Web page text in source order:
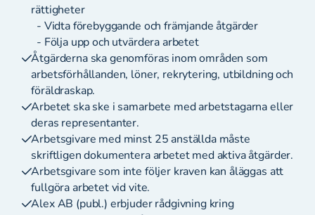
rättigheter
- Vidta förebyggande och främjande åtgärder
- Följa upp och utvärdera arbetet
Åtgärderna ska genomföras inom områden som
arbetsförhållanden, löner, rekrytering, utbildning och
föräldraskap.
Arbetet ska ske i samarbete med arbetstagarna eller
deras representanter.
Arbetsgivare med minst 25 anställda måste
skriftligen dokumentera arbetet med aktiva åtgärder.
Arbetsgivare som inte följer kraven kan åläggas att
fullgöra arbetet vid vite.
Alex AB (publ.) erbjuder rådgivning kring